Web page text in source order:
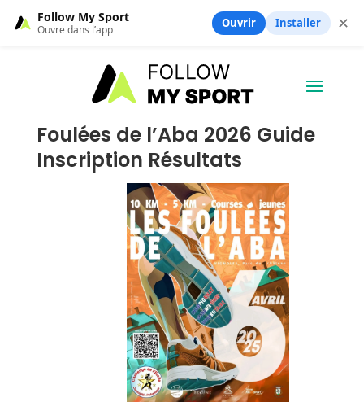
Foulées de l’Aba 2026 Guide
Inscription Résultats
Follow My Sport
Ouvre dans l’app Ouvrir Installer ✕